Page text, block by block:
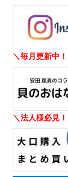
＼毎月更新中
＼法人様必見